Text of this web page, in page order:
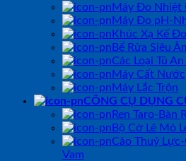
Máy Đo Nhiệt
Máy Đo pH-
Khúc Xạ Kế
Bể Rửa Siêu
Các Loại Tủ An
Máy Cất Nước
Máy Lắc Trộn
CÔNG CỤ DỤNG
Ren Taro-Bàn
Bộ Cờ Lê Mỏ
Cảo Thuỷ
Vam